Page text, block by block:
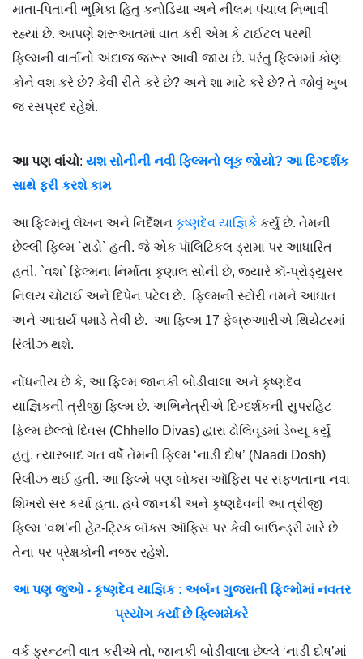
માતા-પિતાની ભૂમિકા હિતુ કનોડિયા અને નીલમ પંચાલ નિભાવી
રહ્યાં છે. આપણે શરૂઆતમાં વાત કરી એમ કે ટાઈટલ પરથી
ફિલ્મની વાર્તાનો અંદાજ જરૂર આવી જાય છે. પરંતુ ફિલ્મમાં કોણ
કોને વશ કરે છે? કેવી રીતે કરે છે? અને શા માટે કરે છે? તે જોવું ખુબ
જ રસપ્રદ રહેશે.
આ પણ વાંચો: યશ સોનીની નવી ફિલ્મનો લૂક જોયો? આ દિગ્દર્શક
સાથે ફરી કરશે કામ
આ ફિલ્મનું લેખન અને નિર્દેશન કૃષ્ણદેવ યાજ્ઞિકે કર્યુ છે. તેમની
છેલ્લી ફિલ્મ `રાડો` હતી. જે એક પૉલિટિકલ ડ્રામા પર આધારિત
હતી. `વશ` ફિલ્મના નિર્માતા કૃણાલ સોની છે, જ્યારે કૉ-પ્રોડ્યુસર
નિલય ચોટાઈ અને દિપેન પટેલ છે. ફિલ્મની સ્ટોરી તમને આઘાત
અને આશ્ચર્ય પમાડે તેવી છે. આ ફિલ્મ 17 ફેબ્રુઆરીએ થિયેટરમાં
રિલીઝ થશે.
નોંધનીય છે કે, આ ફિલ્મ જાનકી બોડીવાલા અને કૃષ્ણદેવ
યાજ્ઞિકની ત્રીજી ફિલ્મ છે. અભિનેત્રીએ દિગ્દર્શકની સુપરહિટ
ફિલ્મ છેલ્લો દિવસ (Chhello Divas) દ્વારા ઢોલિવૂડમાં ડેબ્યૂ કર્યું
હતું. ત્યારબાદ ગત વર્ષે તેમની ફિલ્મ ‘નાડી દોષ’ (Naadi Dosh)
રિલીઝ થઈ હતી. આ ફિલ્મે પણ બોક્સ ઑફિસ પર સફળતાના નવા
શિખરો સર કર્યા હતા. હવે જાનકી અને કૃષ્ણદેવની આ ત્રીજી
ફિલ્મ ‘વશ’ની હેટ-ટ્રિક બૉક્સ ઑફિસ પર કેવી બાઉન્ડ્રી મારે છે
તેના પર પ્રેક્ષકોની નજર રહેશે.
આ પણ જુઓ - કૃષ્ણદેવ યાજ્ઞિક : અર્બન ગુજરાતી ફિલ્મોમાં નવતર
પ્રયોગ કર્યા છે ફિલ્મમેકરે
વર્ક ફ્રન્ટની વાત કરીએ તો, જાનકી બોડીવાલા છેલ્લે ‘નાડી દોષ’માં